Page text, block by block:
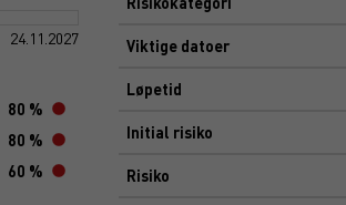
24.11.2027
80 %
80 %
60 %
Viktige datoer
Løpetid
Initial risiko
Risiko